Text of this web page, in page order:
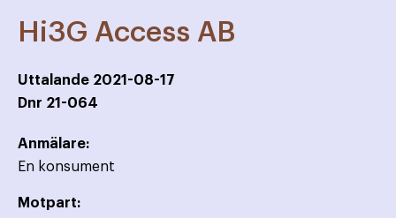
Hi3G Access AB
Uttalande 2021-08-17
Dnr 21-064
Anmälare:
En konsument
Motpart: